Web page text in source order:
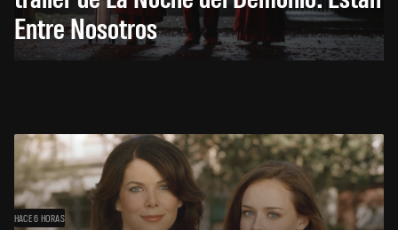
Entre Nosotros
HACE 6 HORAS